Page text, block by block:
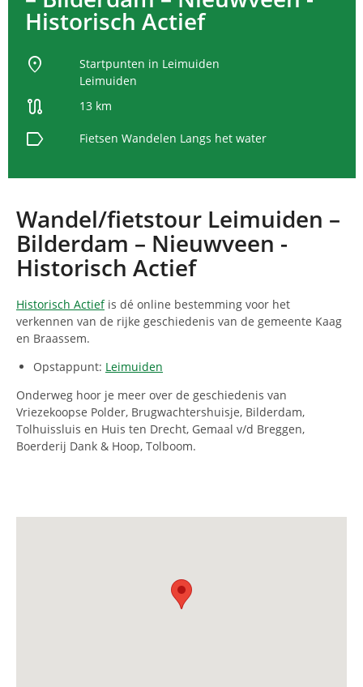
Historisch Actief
location_on
Startpunten in Leimuiden
Leimuiden
route 13 km
label Fietsen Wandelen Langs het water
Wandel/fietstour Leimuiden –
Bilderdam – Nieuwveen -
Historisch Actief
Historisch Actiefis dé online bestemming voor het
verkennen van de rijke geschiedenis van de gemeente Kaag
en Braassem.
Opstappunt: Leimuiden
Onderweg hoor je meer over de geschiedenis van
Vriezekoopse Polder, Brugwachtershuisje, Bilderdam,
Tolhuissluis en Huis ten Drecht, Gemaal v/d Breggen,
Boerderij Dank & Hoop, Tolboom.